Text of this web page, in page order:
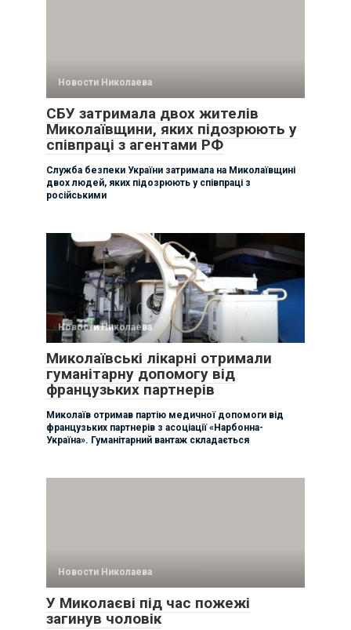
Новости Николаева
СБУ затримала двох жителів
Миколаївщини, яких підозрюють у
співпраці з агентами РФ
Служба безпеки України затримала на Миколаївщині
двох людей, яких підозрюють у співпраці з
російськими
Новости Николаева
Миколаївські лікарні отримали
гуманітарну допомогу від
французьких партнерів
Миколаїв отримав партію медичної допомоги від
французьких партнерів з асоціації «Нарбонна-
Україна». Гуманітарний вантаж складається
Новости Николаева
У Миколаєві під час пожежі
загинув чоловік